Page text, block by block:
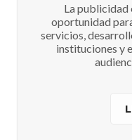
La publicidad
oportunidad
servicios,
instituciones y